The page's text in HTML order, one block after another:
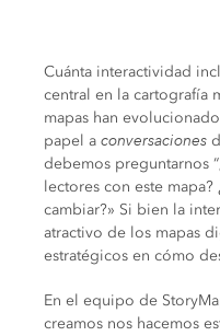
Cuánta interactividad
central en la cartografía
mapas han
papel a conversaciones
debemos preguntarnos
lectores con este
cambiar?» Si bien la
atractivo de los mapas
estratégicos en cómo
En el equipo de
creamos nos hacemos